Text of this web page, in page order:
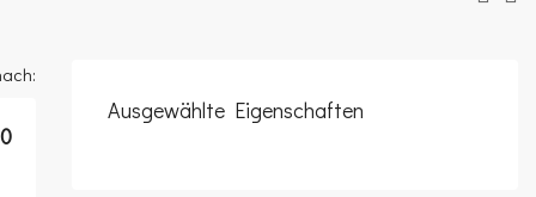
Ausgewählte Eigenschaften